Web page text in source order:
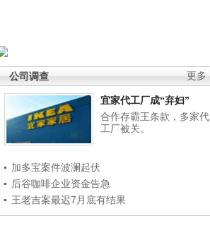
更多
公司调查
宜家代工厂成“弃妇”
合作存霸王条款，多家代
工厂被关。
加多宝案件波澜起伏
后谷咖啡企业资金告急
王老吉案最迟7月底有结果